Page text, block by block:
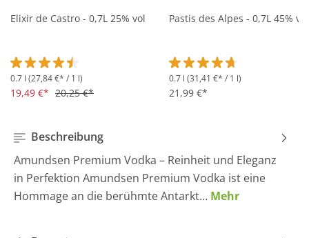
Elixir de Castro - 0,7L 25% vol
Durchschnittliche Bewertung von 4.5 von 5 Sternen
0.7 l (27,84 €* / 1 l)
19,49 €* 20,25 €*
Pastis des Alpes - 0,7L 45% vol
Durchschnittliche
0.7 l (31,41 €* / 1 l)
21,99 €*
Beschreibung
Amundsen Premium Vodka – Reinheit und Eleganz
in Perfektion Amundsen Premium Vodka ist eine
Hommage an die berühmte Antarkt… Mehr